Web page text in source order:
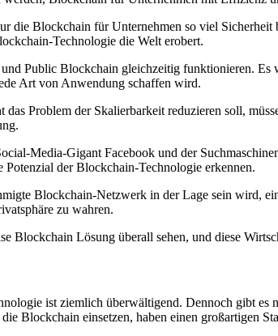
die Blockchain für Unternehmen so viel
Technologie die Welt erobert.
Public Blockchain gleichzeitig funktionieren.
Art von Anwendung schaffen wird.
das Problem der Skalierbarkeit reduzieren soll,
Media-Gigant Facebook und der
Potenzial der Blockchain-Technologie erkennen.
Blockchain-Netzwerk in der Lage sein wird,
zu wahren.
Blockchain Lösung überall sehen, und diese
ist ziemlich überwältigend. Dennoch gibt
Blockchain einsetzen, haben einen großartigen